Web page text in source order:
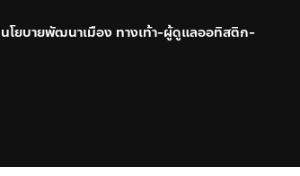
ยบายพัฒนาเมือง ทางเท้า-ผู้ดูแลออทิสติก-